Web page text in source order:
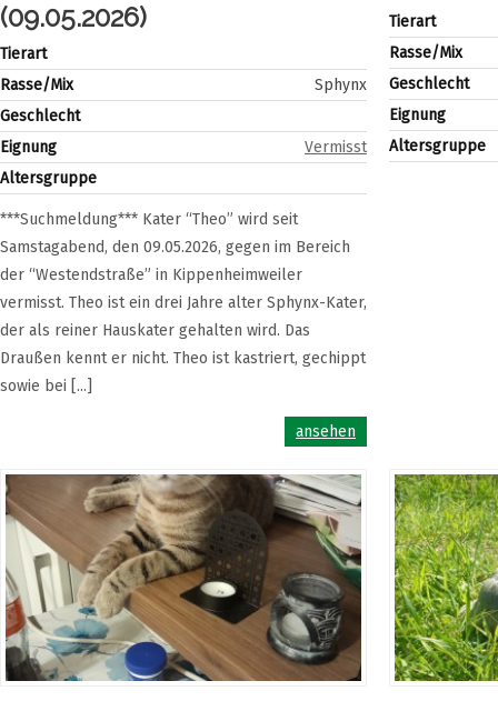
(09.05.2026)
Tierart
Rasse/Mix
Sphynx
Geschlecht
Eignung
Vermisst
Altersgruppe
***Suchmeldung*** Kater “Theo” wird seit
Samstagabend, den 09.05.2026, gegen im Bereich
der “Westendstraße” in Kippenheimweiler
vermisst. Theo ist ein drei Jahre alter Sphynx-Kater,
der als reiner Hauskater gehalten wird. Das
Draußen kennt er nicht. Theo ist kastriert, gechippt
sowie bei [...]
ansehen
Tierart
Rasse/Mix
Geschlecht
Eignung
Altersgruppe